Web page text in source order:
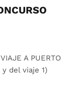
A PUERTO
del viaje 1)